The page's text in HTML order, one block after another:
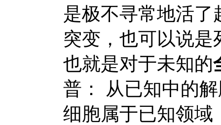
是极不寻常地活
突变，也可以说
也就是对于未知的
普： 从已知中的
细胞属于已知领域